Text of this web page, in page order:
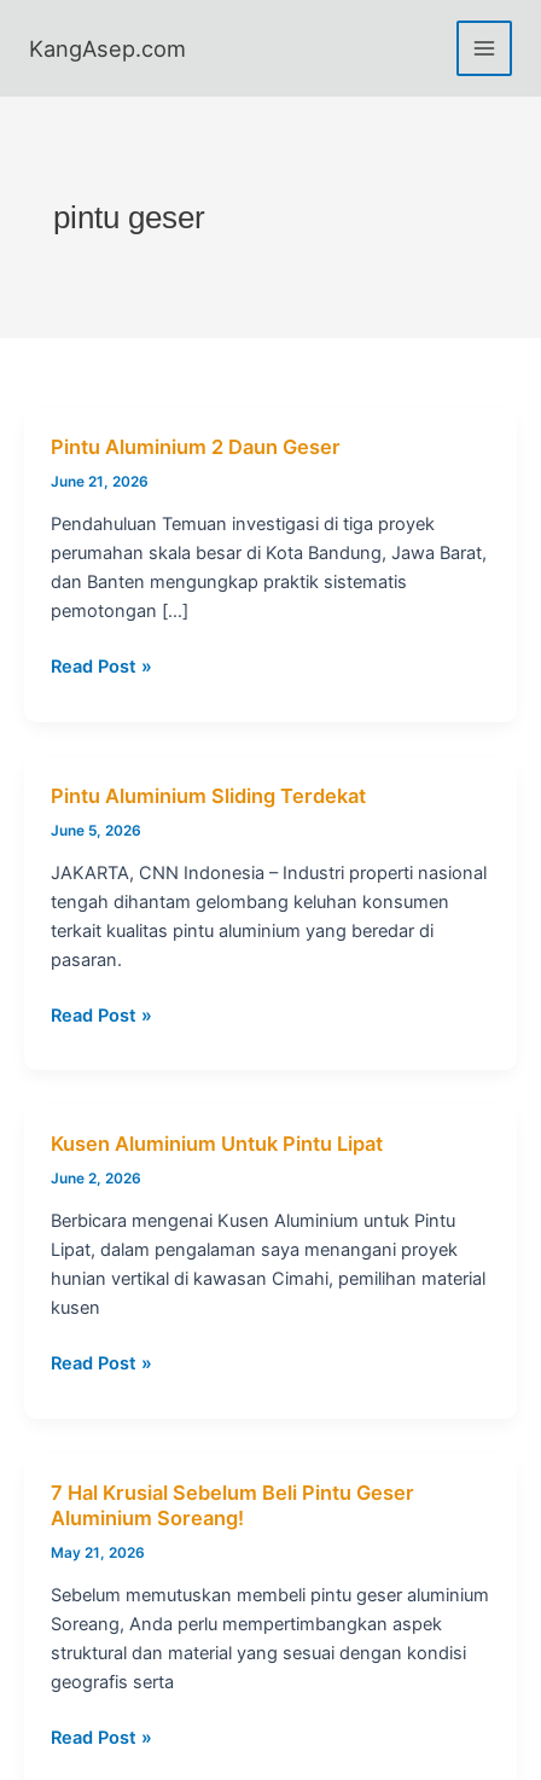
KangAsep.com
pintu geser
Pintu Aluminium 2 Daun Geser
June 21, 2026
Pendahuluan Temuan investigasi di tiga proyek
perumahan skala besar di Kota Bandung, Jawa Barat,
dan Banten mengungkap praktik sistematis
pemotongan […]
Pintu
Read Post »
Pintu Aluminium Sliding Terdekat
June 5, 2026
JAKARTA, CNN Indonesia – Industri properti nasional
tengah dihantam gelombang keluhan konsumen
terkait kualitas pintu aluminium yang beredar di
pasaran.
Pintu
Read Post »
Kusen Aluminium Untuk Pintu Lipat
June 2, 2026
Berbicara mengenai Kusen Aluminium untuk Pintu
Lipat, dalam pengalaman saya menangani proyek
hunian vertikal di kawasan Cimahi, pemilihan material
kusen
Kusen
Read Post »
7 Hal Krusial Sebelum Beli Pintu Geser
Aluminium Soreang!
May 21, 2026
Sebelum memutuskan membeli pintu geser aluminium
Soreang, Anda perlu mempertimbangkan aspek
struktural dan material yang sesuai dengan kondisi
geografis serta
7
Read Post »